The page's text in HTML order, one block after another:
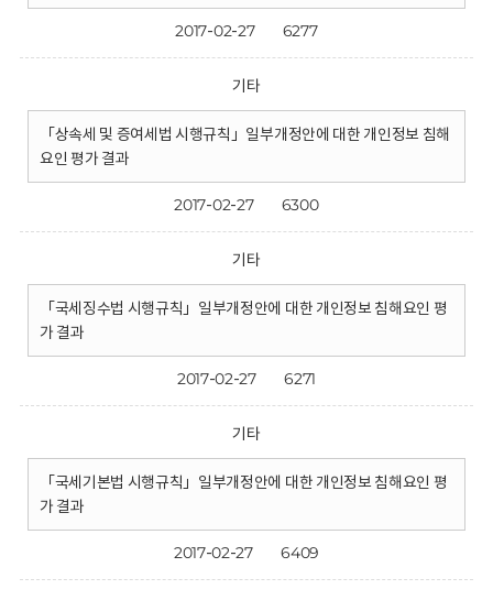
2017-02-27 6277
기타
「상속세 및 증여세법 시행규칙」일부개정안에 대한 개인정보 침해
요인 평가 결과
2017-02-27 6300
기타
「국세징수법 시행규칙」일부개정안에 대한 개인정보 침해요인 평
가 결과
2017-02-27 6271
기타
「국세기본법 시행규칙」일부개정안에 대한 개인정보 침해요인 평
가 결과
2017-02-27 6409